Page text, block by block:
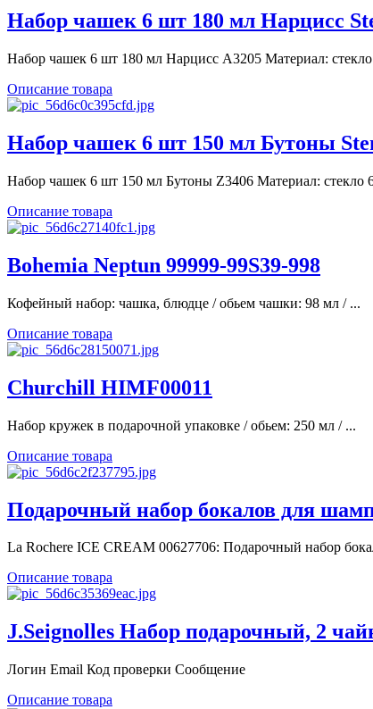
Набор чашек 6 шт 180 мл Нарцисс
Набор чашек 6 шт 180 мл Нарцисс A3205 Материал:
Описание товара
Набор чашек 6 шт 150 мл Бутоны
Набор чашек 6 шт 150 мл Бутоны Z3406 Материал: стекло
Описание товара
Bohemia Neptun 99999-99S39-998
Кофейный набор: чашка, блюдце / обьем чашки: 98 мл / ...
Описание товара
Churchill HIMF00011
Набор кружек в подарочной упаковке / обьем: 250 мл / ...
Описание товара
Подарочный набор бокалов для
La Rochere ICE CREAM 00627706: Подарочный набор
Описание товара
J.Seignolles Набор подарочный, 2
Логин Email Код проверки Сообщение
Описание товара